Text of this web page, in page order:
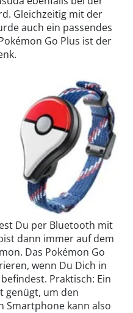
Gleichzeitig mit der
auch ein passendes
Go Plus ist der
Du per Bluetooth mit
dann immer auf dem
Das Pokémon Go
wenn Du Dich in
Praktisch: Ein
genügt, um den
Smartphone kann also